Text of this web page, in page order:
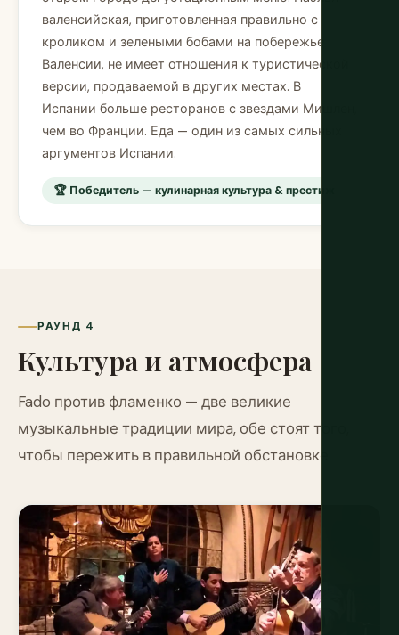
валенсийская, приготовленная правильно с
кроликом и зелеными бобами на побережье
Валенсии, не имеет отношения к туристической
версии, продаваемой в других местах. В
Испании больше ресторанов с звездами Мишлен,
чем во Франции. Еда — один из самых сильных
аргументов Испании.
🏆 Победитель — кулинарная культура & престиж
РАУНД 4
Культура и атмосфера
Fado против фламенко — две великие
музыкальные традиции мира, обе стоят того,
чтобы пережить в правильной обстановке.